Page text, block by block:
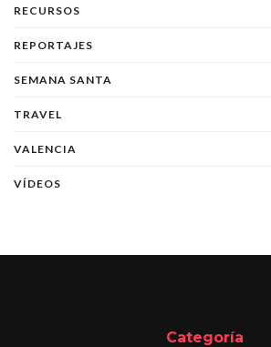
RECURSOS
REPORTAJES
SEMANA SANTA
TRAVEL
VALENCIA
VÍDEOS
Categoría